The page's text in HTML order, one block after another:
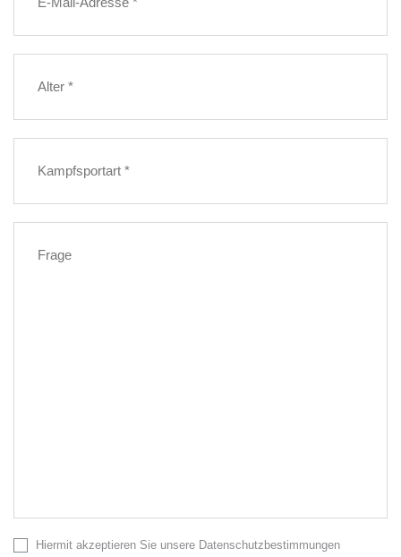
Hiermit akzeptieren Sie unsere Datenschutzbestimmungen